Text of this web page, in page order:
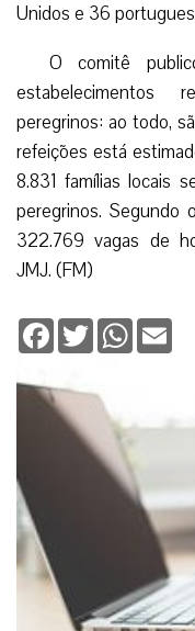
Unidos e 36
O comitê
estabelecimentos
peregrinos: ao todo,
refeições está
8.831 famílias locais
peregrinos. Segundo
322.769 vagas de
JMJ. (FM)
Facebook
TwitterWhatsApp